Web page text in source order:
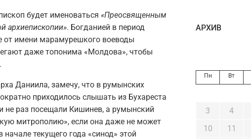
будет именоваться «Преосвященным
архиепископии». Богданией в период
от имени марамурешкого воеводы
даже топонима «Молдова», чтобы
Даниила, замечу, что в румынских
приходилось слышать из Бухареста
не раз посещали Кишинев, а румынский
митрополию», если она даже не может
текущего года «синод» этой
AРХИВ
Пн Вт
3
4
10
11